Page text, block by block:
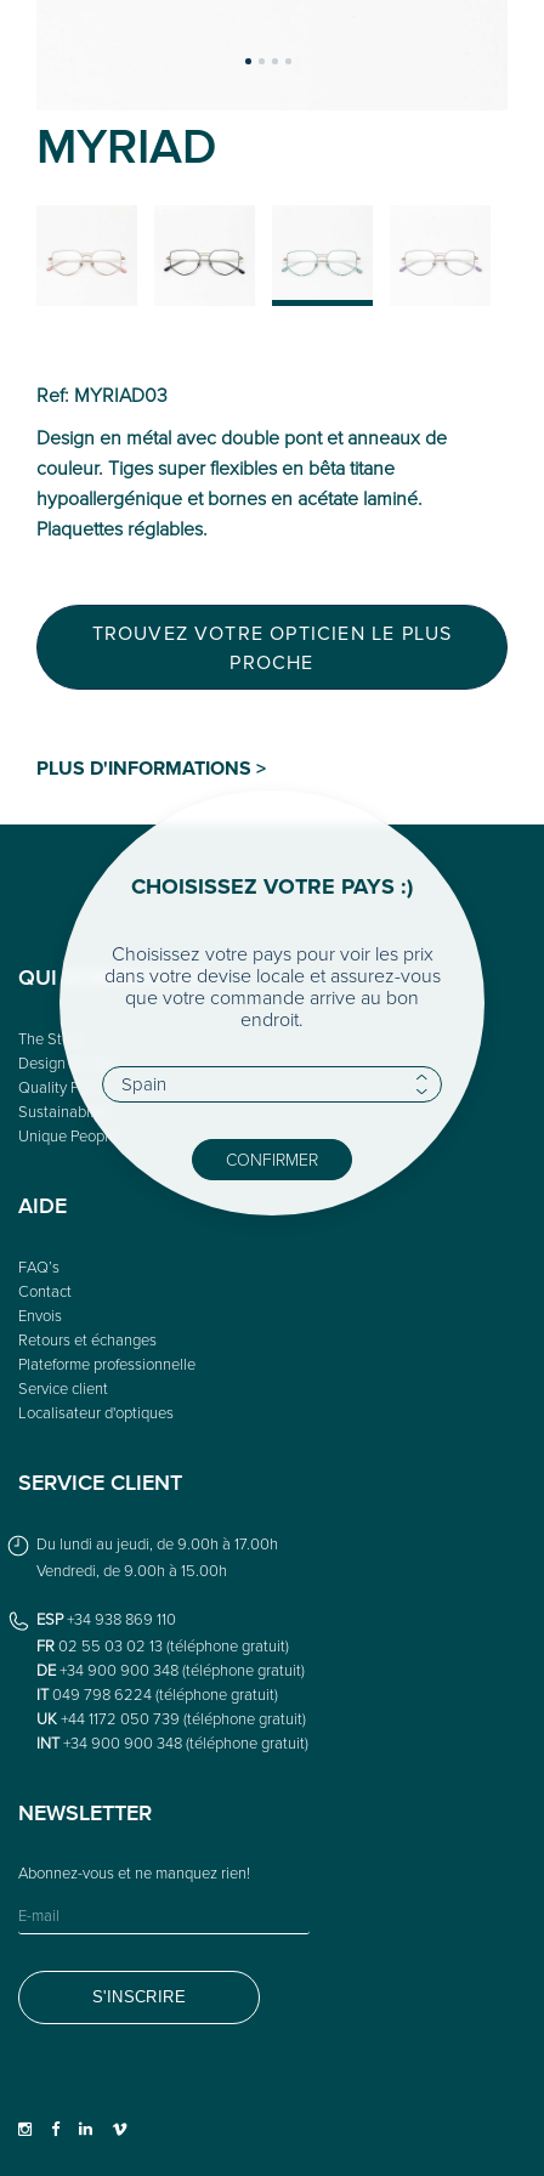
MYRIAD
Ref: MYRIAD03
Design en métal avec double pont et anneaux de
couleur. Tiges super flexibles en bêta titane
hypoallergénique et bornes en acétate laminé.
Plaquettes réglables.
TROUVEZ VOTRE OPTICIEN LE PLUS
PROCHE
PLUS D'INFORMATIONS >
QUI SOMME-NOUS
The Story
Design & Color
Quality First
Sustainability
Unique People
AIDE
FAQ’s
Contact
Envois
Retours et échanges
Plateforme professionnelle
Service client
Localisateur d'optiques
SERVICE CLIENT
Du lundi au jeudi, de 9.00h à 17.00h
Vendredi, de 9.00h à 15.00h
ESP+34 938 869 110
FR02 55 03 02 13 (téléphone gratuit)
DE+34 900 900 348 (téléphone gratuit)
IT049 798 6224 (téléphone gratuit)
UK+44 1172 050 739 (téléphone gratuit)
INT+34 900 900 348 (téléphone gratuit)
NEWSLETTER
CHOISISSEZ VOTRE PAYS :)
Choisissez votre pays pour voir les prix
dans votre devise locale et assurez-vous
que votre commande arrive au bon
endroit.
CONFIRMER